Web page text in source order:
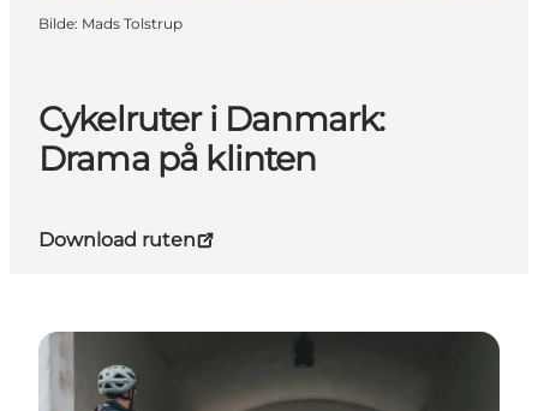
Cykelruter i Danmark:
Drama på klinten
Download ruten
Bilde: Mads Tolstrup